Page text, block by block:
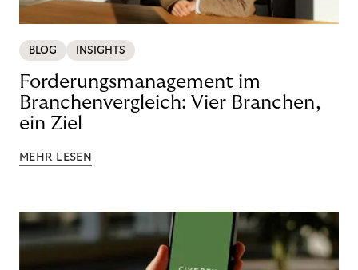
BLOG INSIGHTS
Forderungsmanagement im
Branchenvergleich: Vier Branchen,
ein Ziel
MEHR LESEN